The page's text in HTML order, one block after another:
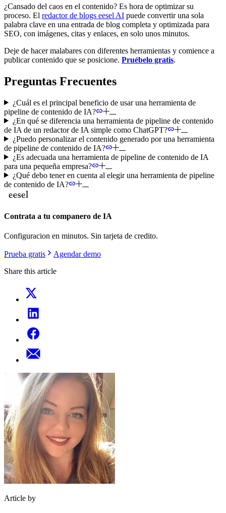
¿Cansado del caos en el contenido? Es hora de optimizar su
proceso. El redactor de blogs eesel AI puede convertir una sola
palabra clave en una entrada de blog completa y optimizada para
SEO, con imágenes, citas y enlaces, en solo unos minutos.
Deje de hacer malabares con diferentes herramientas y comience a
publicar contenido que se posicione. Pruébelo gratis.
Preguntas Frecuentes
¿Cuál es el principal beneficio de usar una herramienta de
pipeline de contenido de IA?
¿En qué se diferencia una herramienta de pipeline de contenido
de IA de un redactor de IA simple como ChatGPT?
¿Puedo personalizar el contenido generado por una herramienta
de pipeline de contenido de IA?
¿Es adecuada una herramienta de pipeline de contenido de IA
para una pequeña empresa?
¿Qué debo tener en cuenta al elegir una herramienta de pipeline
de contenido de IA?
Contrata a tu companero de IA
Configuracion en minutos. Sin tarjeta de credito.
Prueba gratis
Agendar demo
Share this article
Article by